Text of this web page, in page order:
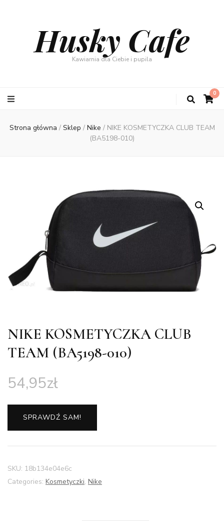
Husky Cafe
Kawiarnia dla Ciebie i pupila
0
Strona główna / Sklep / Nike / NIKE KOSMETYCZKA CLUB TEAM
(BA5198-010)
NIKE KOSMETYCZKA CLUB
TEAM (BA5198-010)
54,95zł
SPRAWDŹ SAM!
SKU: 18b134e04e6c
Categories: Kosmetyczki, Nike